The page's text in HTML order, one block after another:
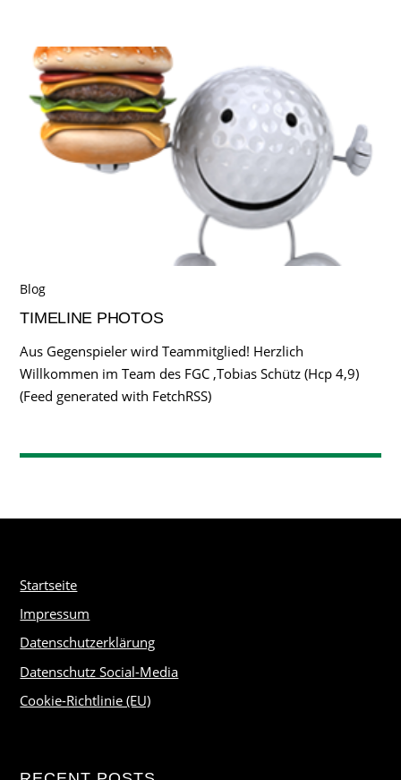
Blog
TIMELINE PHOTOS
Aus Gegenspieler wird Teammitglied! Herzlich
Willkommen im Team des FGC ,Tobias Schütz (Hcp 4,9)
(Feed generated with FetchRSS)
Startseite
Impressum
Datenschutzerklärung
Datenschutz Social-Media
Cookie-Richtlinie (EU)